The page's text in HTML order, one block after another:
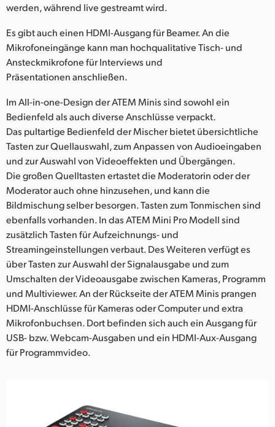
United States
werden, während live gestreamt wird.
Es gibt auch einen HDMI-Ausgang für Beamer. An die
Mikrofoneingänge kann man hochqualitative Tisch- und
Ansteckmikrofone für Interviews und
Präsentationen anschließen.
Im All-in-one-Design der ATEM Minis sind sowohl ein
Bedienfeld als auch diverse Anschlüsse verpackt.
Das pultartige Bedienfeld der Mischer bietet übersichtliche
Tasten zur Quellauswahl, zum Anpassen von Audioeingaben
und zur Auswahl von Videoeffekten und Übergängen.
Die großen Quelltasten ertastet die Moderatorin oder der
Moderator auch ohne hinzusehen, und kann die
Bildmischung selber besorgen. Tasten zum Tonmischen sind
ebenfalls vorhanden. In das ATEM Mini Pro Modell sind
zusätzlich Tasten für Aufzeichnungs- und
Streamingeinstellungen verbaut. Des Weiteren verfügt es
über Tasten zur Auswahl der Signalausgabe und zum
Umschalten der Videoausgabe zwischen Kameras, Programm
und Multiviewer. An der Rückseite der ATEM Minis prangen
HDMI-Anschlüsse für Kameras oder Computer und extra
Mikrofonbuchsen. Dort befinden sich auch ein Ausgang für
USB- bzw. Webcam-Ausgaben und ein HDMI-Aux-Ausgang
für Programmvideo.